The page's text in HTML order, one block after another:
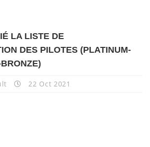
LA LISTE DE
DES PILOTES (PLATINUM-
22 Oct 2021